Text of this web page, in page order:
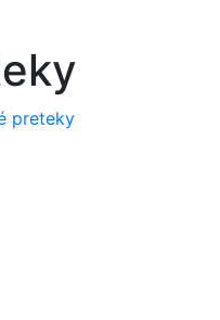
preteky